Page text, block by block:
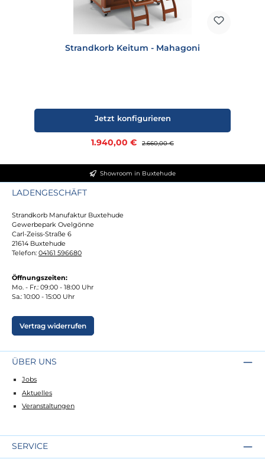
Strandkorb Keitum - Mahagoni
Verkaufspreis:
1.940,00 € Regulärer Preis:
2.660,00 €
Jetzt konfigurieren
Showroom in Buxtehude
LADENGESCHÄFT
Strandkorb Manufaktur Buxtehude
Gewerbepark Ovelgönne
Carl-Zeiss-Straße 6
21614 Buxtehude
Telefon: 04161 596680
Öffnungszeiten:
Mo. - Fr.: 09:00 - 18:00 Uhr
Sa.: 10:00 - 15:00 Uhr
Vertrag widerrufen
ÜBER UNS
Jobs
Aktuelles
Veranstaltungen
SERVICE